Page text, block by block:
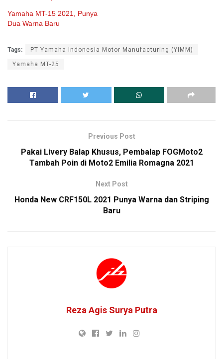
Yamaha MT-15 2021, Punya
Dua Warna Baru
Tags: PT Yamaha Indonesia Motor Manufacturing (YIMM)
Yamaha MT-25
Previous Post
Pakai Livery Balap Khusus, Pembalap FOGMoto2
Tambah Poin di Moto2 Emilia Romagna 2021
Next Post
Honda New CRF150L 2021 Punya Warna dan Striping
Baru
Reza Agis Surya Putra